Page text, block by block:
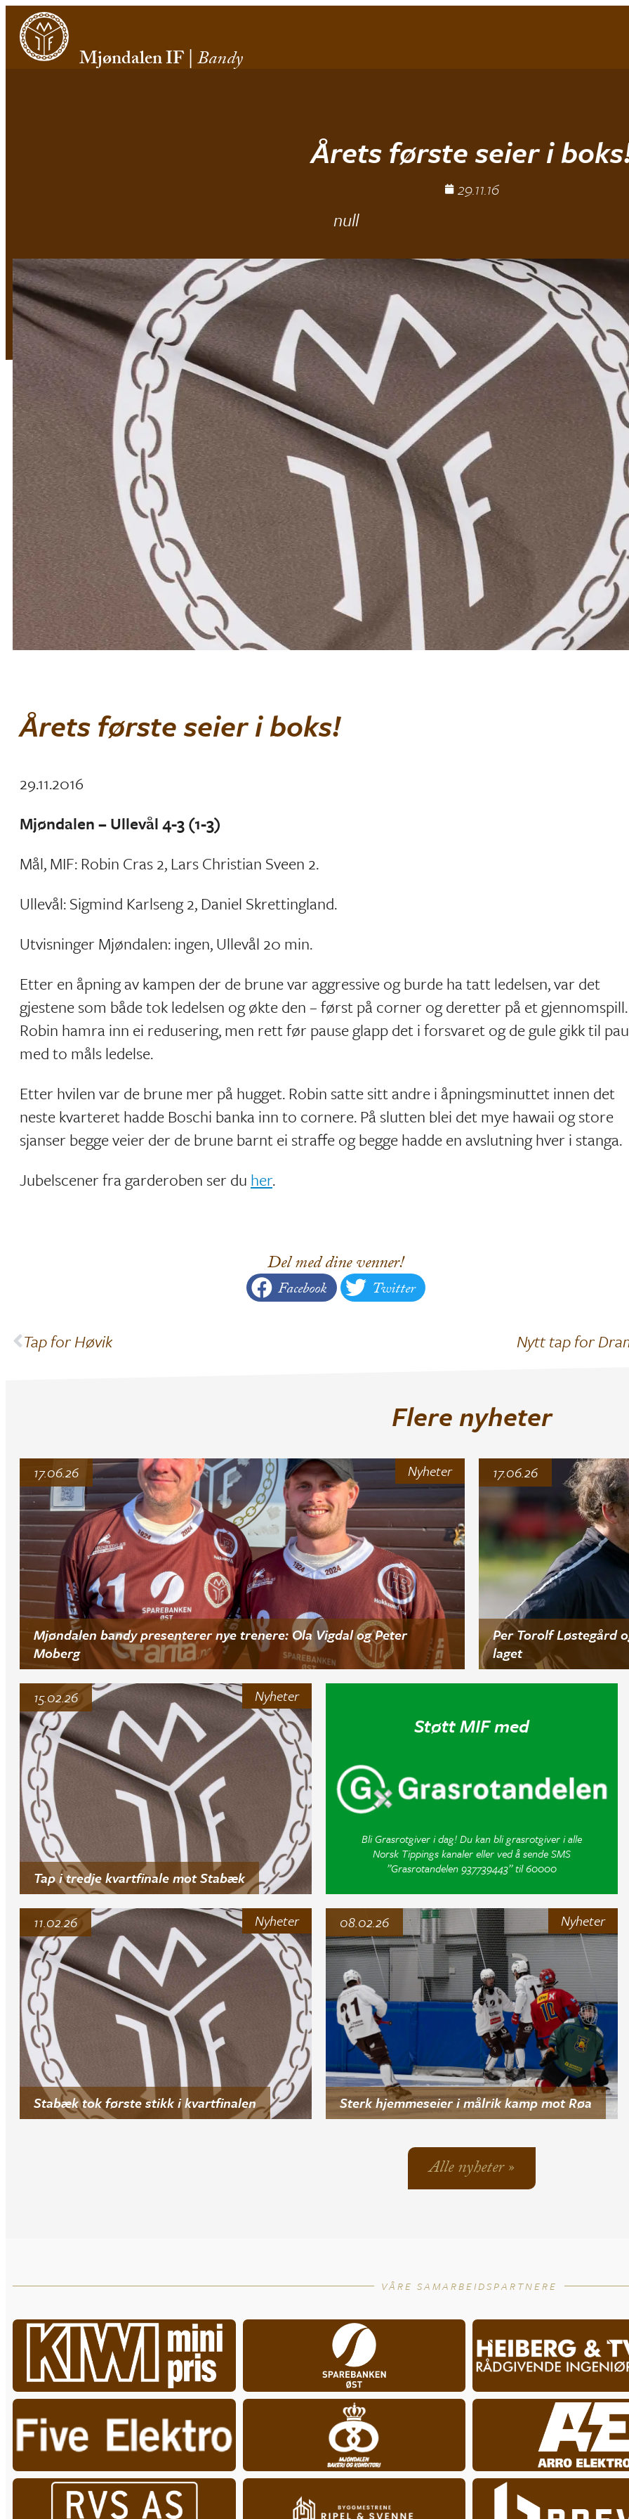
Mjøndalen IF|Bandy
Årets første seier i
29.11.16
null
Årets første seier i boks!
29.11.2016
Mjøndalen – Ullevål 4-3 (1-3)
Mål, MIF: Robin Cras 2, Lars Christian Sveen 2.
Ullevål: Sigmind Karlseng 2, Daniel Skrettingland.
Utvisninger Mjøndalen: ingen, Ullevål 20 min.
Etter en åpning av kampen der de brune var aggressive og burde ha tatt ledelsen, var det
gjestene som både tok ledelsen og økte den – først på corner og deretter på et gjennomspill.
Robin hamra inn ei redusering, men rett før pause glapp det i forsvaret og de gule gikk til
med to måls ledelse.
Etter hvilen var de brune mer på hugget. Robin satte sitt andre i åpningsminuttet innen det
neste kvarteret hadde Boschi banka inn to cornere. På slutten blei det mye hawaii og store
sjanser begge veier der de brune barnt ei straffe og begge hadde en avslutning hver i stanga.
Jubelscener fra garderoben ser du her.
Del med dine venner!
Facebook Twitter
Tap for Høvik Nytt tap for
Flere nyheter
Nyheter
Mjøndalen bandy presenterer nye trenere: Ola Vigdal og Peter
Moberg
17.06.26
Per Torolf Løstegård
laget
17.06.26
Nyheter
Tap i tredje kvartfinale mot Stabæk
15.02.26
Støtt MIF med
Bli Grasrotgiver i dag! Du kan bli grasrotgiver i alle
Norsk Tippings kanaler eller ved å sende SMS
”Grasrotandelen 937739443” til 60000
Nyheter
Stabæk tok første stikk i kvartfinalen
11.02.26 Nyheter
Sterk hjemmeseier i målrik kamp mot Røa
08.02.26
Alle nyheter »
VÅRE SAMARBEIDSPARTNERE